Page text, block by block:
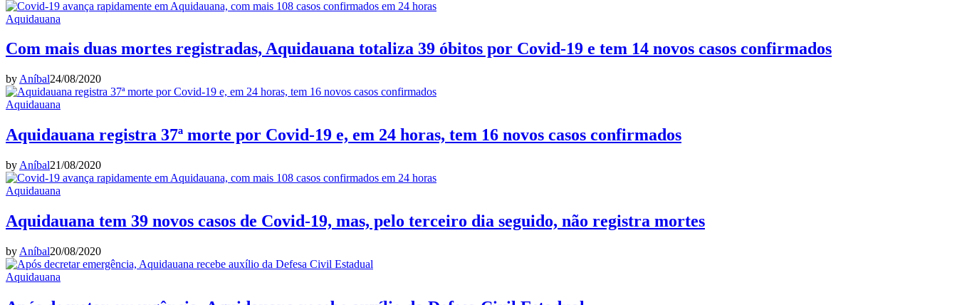
Aquidauana
Com mais duas mortes registradas, Aquidauana totaliza 39 óbitos por Covid-19 e tem 14 novos casos confirmados
by Aníbal24/08/2020
Aquidauana
Aquidauana registra 37ª morte por Covid-19 e, em 24 horas, tem 16 novos casos confirmados
by Aníbal21/08/2020
Aquidauana
Aquidauana tem 39 novos casos de Covid-19, mas, pelo terceiro dia seguido, não registra mortes
by Aníbal20/08/2020
Aquidauana